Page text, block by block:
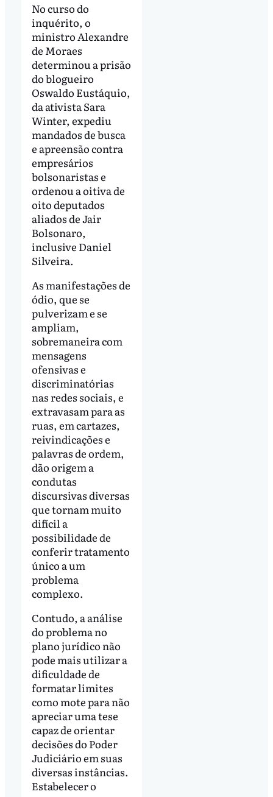
No curso do
inquérito, o
ministro Alexandre
de Moraes
determinou a prisão
do blogueiro
Oswaldo Eustáquio,
da ativista Sara
Winter, expediu
mandados de busca
e apreensão contra
empresários
bolsonaristas e
ordenou a oitiva de
oito deputados
aliados de Jair
Bolsonaro,
inclusive Daniel
Silveira.
As manifestações de
ódio, que se
pulverizam e se
ampliam,
sobremaneira com
mensagens
ofensivas e
discriminatórias
nas redes sociais, e
extravasam para as
ruas, em cartazes,
reivindicações e
palavras de ordem,
dão origem a
condutas
discursivas diversas
que tornam muito
difícil a
possibilidade de
conferir tratamento
único a um
problema
complexo.
Contudo, a análise
do problema no
plano jurídico não
pode mais utilizar a
dificuldade de
formatar limites
como mote para não
apreciar uma tese
capaz de orientar
decisões do Poder
Judiciário em suas
diversas instâncias.
Estabelecer o